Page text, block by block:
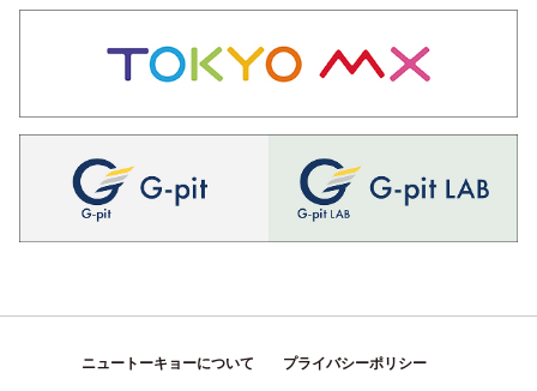
ニュートーキョーについて プライバシーポリシー